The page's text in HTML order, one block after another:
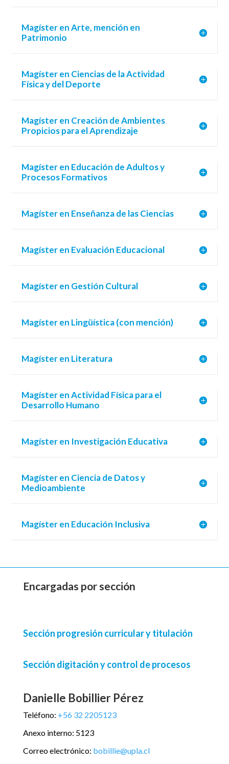
Magíster en Arte, mención en
Patrimonio
Magíster en Ciencias de la Actividad
Física y del Deporte
Magíster en Creación de Ambientes
Propicios para el Aprendizaje
Magíster en Educación de Adultos y
Procesos Formativos
Magíster en Enseñanza de las Ciencias
Magíster en Evaluación Educacional
Magíster en Gestión Cultural
Magíster en Lingüística (con mención)
Magíster en Literatura
Magíster en Actividad Física para el
Desarrollo Humano
Magíster en Investigación Educativa
Magíster en Ciencia de Datos y
Medioambiente
Magíster en Educación Inclusiva
Encargadas por sección
Sección progresión curricular y titulación
Sección digitación y control de procesos
Danielle Bobillier Pérez
Teléfono: +56 32 2205123
Anexo interno: 5123
Correo electrónico: bobillie@upla.cl